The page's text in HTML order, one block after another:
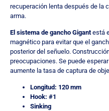
recuperación lenta después de la
arma.
El sistema de gancho Gigant está
magnético para evitar que el
posterior del señuelo.
preocupaciones. Se puede
aumente la tasa de captura de
Longitud: 120 mm
Hook: #1
Sinking